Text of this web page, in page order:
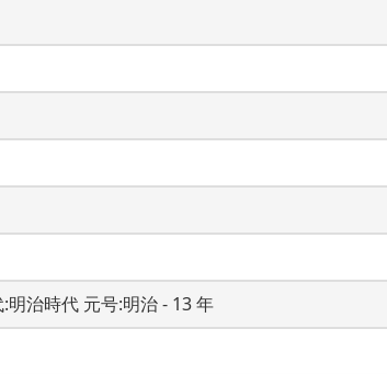
治時代 元号:明治 - 13 年